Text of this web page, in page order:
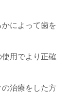
によって歯を
用でより正確
治療をした方